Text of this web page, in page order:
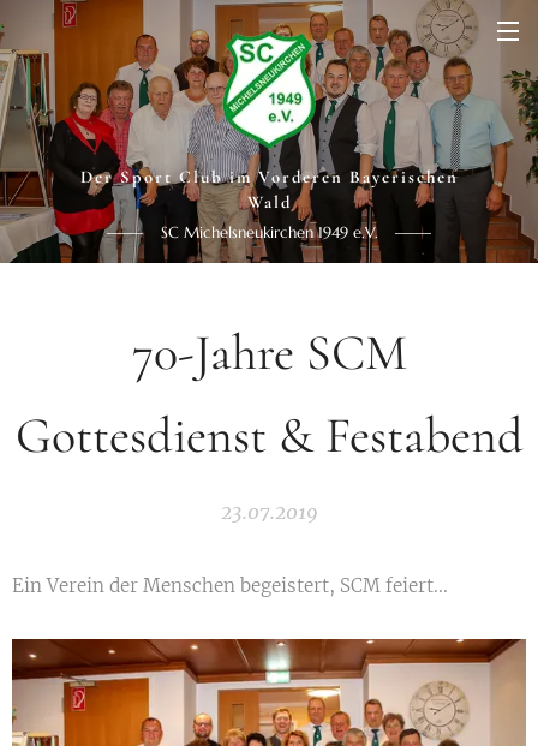
Der Sport Club im Vorderen Bayerischen
Wald
SC Michelsneukirchen 1949 e.V.
70-Jahre SCM
Gottesdienst & Festabend
23.07.2019
Ein Verein der Menschen begeistert, SCM feiert...